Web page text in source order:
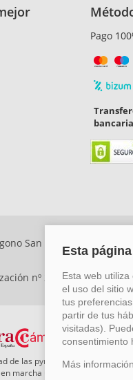
Pago
bancaria
San Rafael, Málaga. CP:
nº 29780-2
de las pymes mediante el
marcha un Plan de Acción